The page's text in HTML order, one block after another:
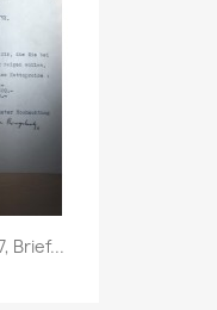
Brief...